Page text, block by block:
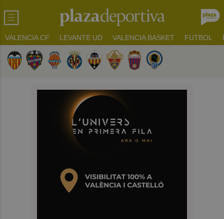
VALENCIA CF LEVANTE UD VALENCIA BASKET FUTBOL